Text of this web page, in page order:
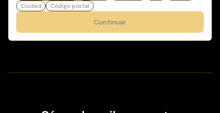
Ciudad
Código postal
Continuar